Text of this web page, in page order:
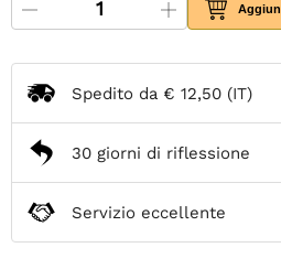
Spedito da € 12,50 (IT)
30 giorni di riflessione
Servizio eccellente